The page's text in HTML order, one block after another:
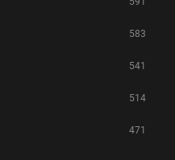
583
541
514
471